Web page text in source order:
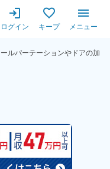
ログイン キープ メニュー
ルパーテーションやドアの加
ションや